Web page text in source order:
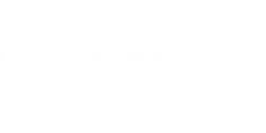
contribui para um sabor